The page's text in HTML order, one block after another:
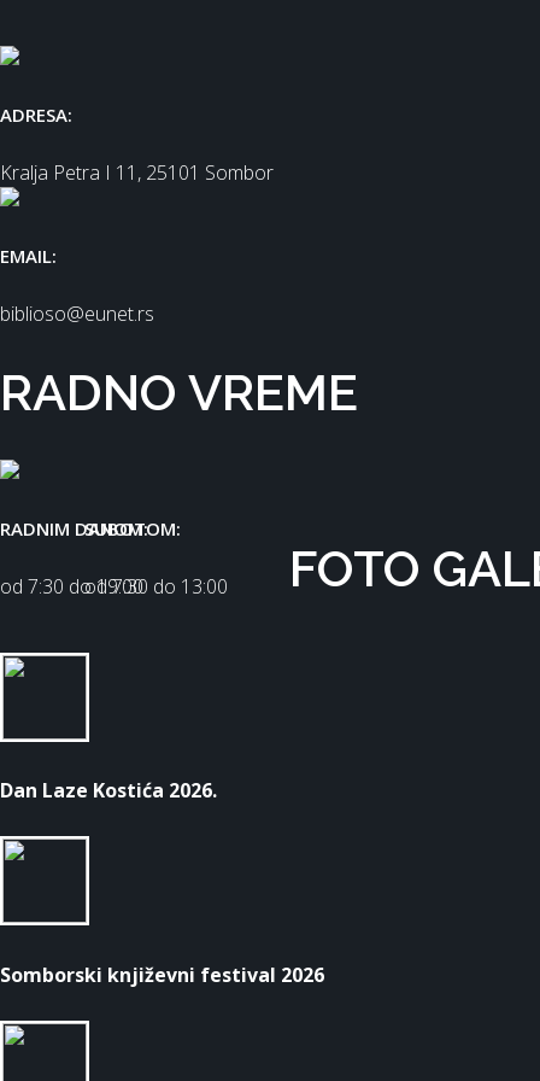
ADRESA:
Kralja Petra I 11, 25101 Sombor
EMAIL:
biblioso@eunet.rs
RADNO VREME
RADNIM DANOM:
od 7:30 dо 19:00
SUBOTOM:
od 7:30 dо 13:00 FOTO
Dan Laze Kostića 2026.
Somborski književni festival 2026